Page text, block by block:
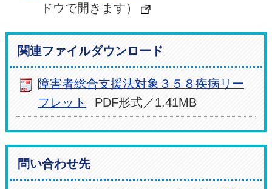
ドウで開きます）
関連ファイルダウンロード
障害者総合支援法対象３５８疾病リー
フレット
PDF形式／1.41MB
問い合わせ先